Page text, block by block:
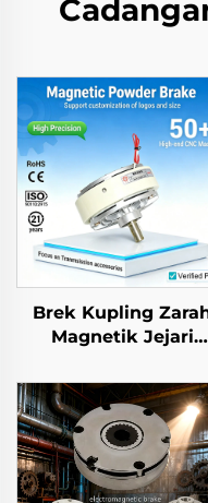
Brek Kupling
Magnetik Jejari
Tinggi Piawaian
DIN Baharu